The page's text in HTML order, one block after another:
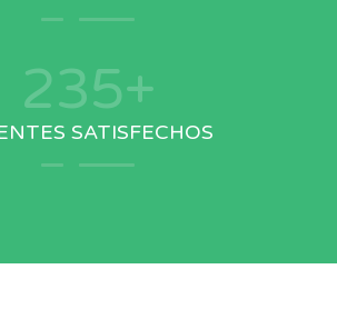
293+
SATISFECHOS